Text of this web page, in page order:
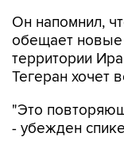
Он напомнил,
обещает
территории
Тегеран хочет
"Это
- убежден